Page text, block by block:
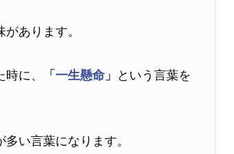
があります。
に、 「一生懸命」
という言葉を
い言葉になります。